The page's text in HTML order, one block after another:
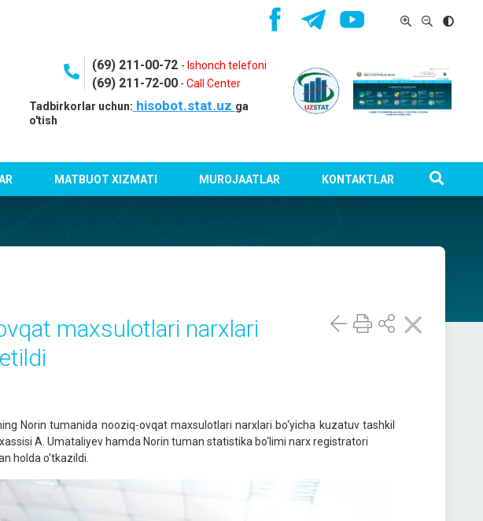
(69) 211-00-72 - Ishonch telefoni
(69) 211-72-00- Call Center
Tadbirkorlar uchun: hisobot.stat.uz ga
o'tish
MATBUOT XIZMATI MUROJAATLAR KONTAKTLAR
maxsulotlari narxlari
Norin tumanida nooziq-ovqat maxsulotlari narxlari bo‘yicha kuzatuv tashkil
A. Umataliyev hamda Norin tuman statistika bo‘limi narx registratori
holda o'tkazildi.